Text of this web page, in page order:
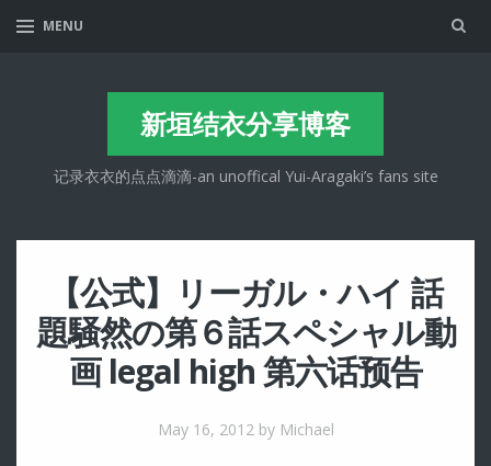
MENU
新垣结衣分享博客
记录衣衣的点点滴滴-an unoffical Yui-Aragaki’s fans site
【公式】リーガル・ハイ 話
題騒然の第６話スペシャル動
画 legal high 第六话预告
May 16, 2012by Michael